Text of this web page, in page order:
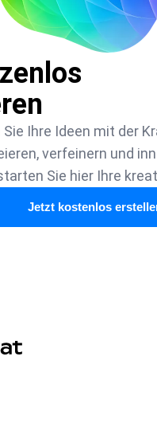
Sie Ihre Ideen mit der
verfeinern und
Sie hier Ihre
Jetzt kostenlos